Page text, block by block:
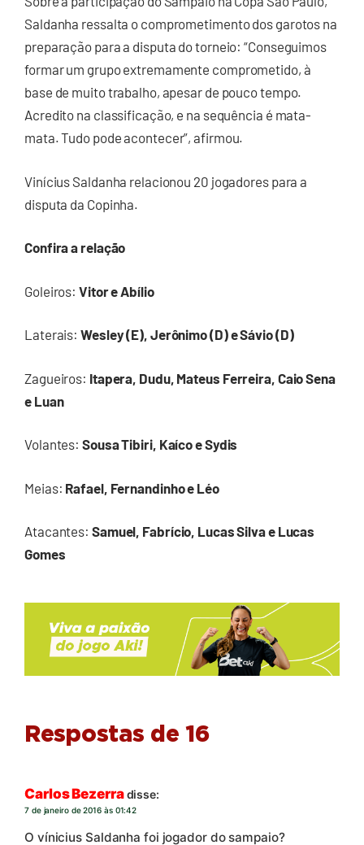
Saldanha ressalta o comprometimento dos garotos na
preparação para a disputa do torneio: “Conseguimos
formar um grupo extremamente comprometido, à
base de muito trabalho, apesar de pouco tempo.
Acredito na classificação, e na sequência é mata-
mata. Tudo pode acontecer”, afirmou.
Vinícius Saldanha relacionou 20 jogadores para a
disputa da Copinha.
Confira a relação
Goleiros: Vitor e Abílio
Laterais: Wesley (E), Jerônimo (D) e Sávio (D)
Zagueiros: Itapera, Dudu, Mateus Ferreira, Caio Sena
e Luan
Volantes: Sousa Tibiri, Kaíco e Sydis
Meias: Rafael, Fernandinho e Léo
Atacantes: Samuel, Fabrício, Lucas Silva e Lucas
Gomes
Respostas de 16
Carlos Bezerradisse:
7 de janeiro de 2016 às 01:42
O vínicius Saldanha foi jogador do sampaio?